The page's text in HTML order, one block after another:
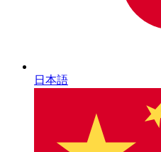
日本語